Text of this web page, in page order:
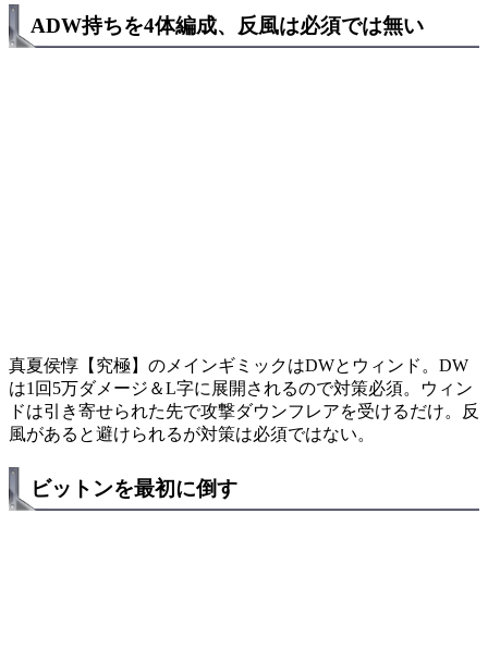
ADW持ちを4体編成、反風は必須では無い
真夏侯惇【究極】のメインギミックはDWとウィンド。DW
は1回5万ダメージ＆L字に展開されるので対策必須。ウィン
ドは引き寄せられた先で攻撃ダウンフレアを受けるだけ。反
風があると避けられるが対策は必須ではない。
ビットンを最初に倒す